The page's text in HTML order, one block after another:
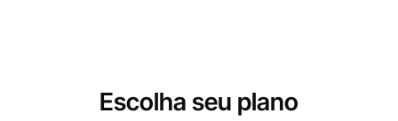
Escolha seu plano